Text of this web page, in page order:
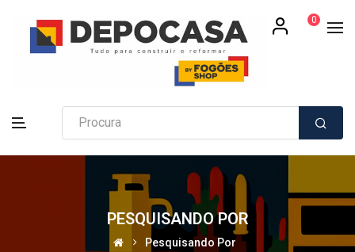
0
PESQUISANDO POR
Pesquisando Por